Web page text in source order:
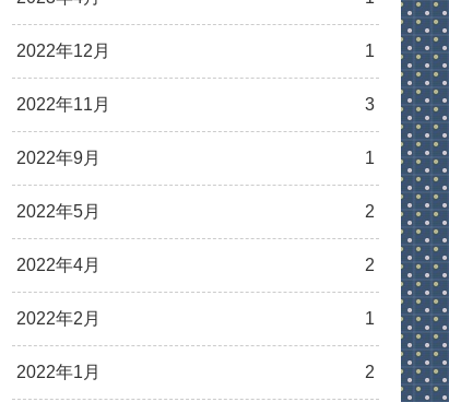
2022年12月 1
2022年11月 3
2022年9月 1
2022年5月 2
2022年4月 2
2022年2月 1
2022年1月 2